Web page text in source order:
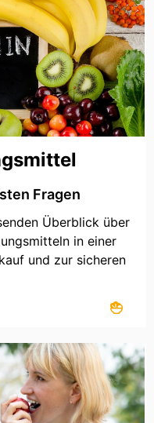
Fragen
Überblick über
in einer
und zur sicheren